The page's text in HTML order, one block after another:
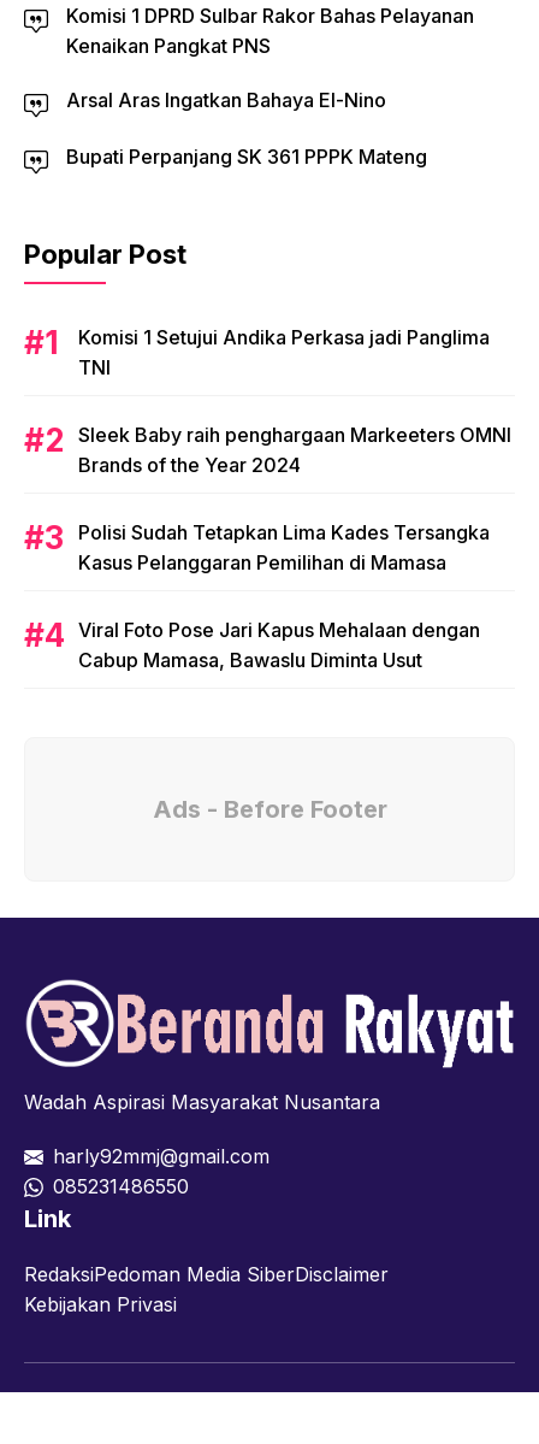
Komisi 1 DPRD Sulbar Rakor Bahas Pelayanan
Kenaikan Pangkat PNS
Arsal Aras Ingatkan Bahaya El-Nino
Bupati Perpanjang SK 361 PPPK Mateng
Popular Post
Komisi 1 Setujui Andika Perkasa jadi Panglima
TNI
Sleek Baby raih penghargaan Markeeters OMNI
Brands of the Year 2024
Polisi Sudah Tetapkan Lima Kades Tersangka
Kasus Pelanggaran Pemilihan di Mamasa
Viral Foto Pose Jari Kapus Mehalaan dengan
Cabup Mamasa, Bawaslu Diminta Usut
Ads - Before Footer
Wadah Aspirasi Masyarakat Nusantara
harly92mmj@gmail.com
085231486550
Link
RedaksiPedoman Media SiberDisclaimer
Kebijakan Privasi